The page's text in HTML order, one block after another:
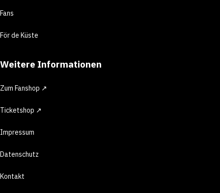
Fans
För de Küste
Weitere Informationen
Zum Fanshop ↗
Ticketshop ↗
Impressum
Datenschutz
Kontakt